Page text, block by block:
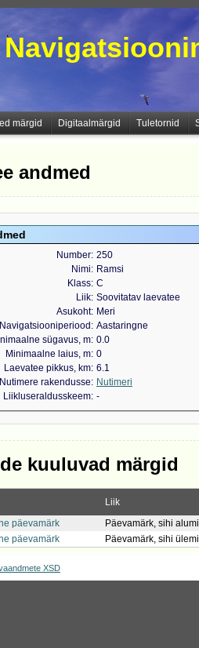
märgid Digitaalmärgid Tuletornid
andmed
Number 250
Nimi
Ramsi
Klass C
Liik Soovitatav laevatee
Asukoht
Meri
Navigatsiooniperiood
Aastaringne
sügavus, m 0.0
Minimaalne laius, m 0
Laevatee pikkus, km 6.1
rakendusse
Nutimeri
Liikluseraldusskeem -
kuuluvad märgid
Liik
päevamärk
Päevamärk, sihi
päevamärk Päevamärk, sihi
XSD